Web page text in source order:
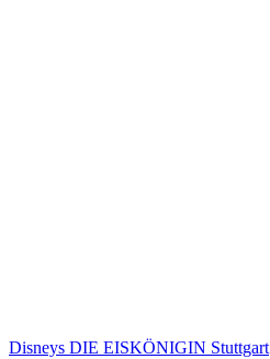
Disneys DIE EISKÖNIGIN Stuttgart